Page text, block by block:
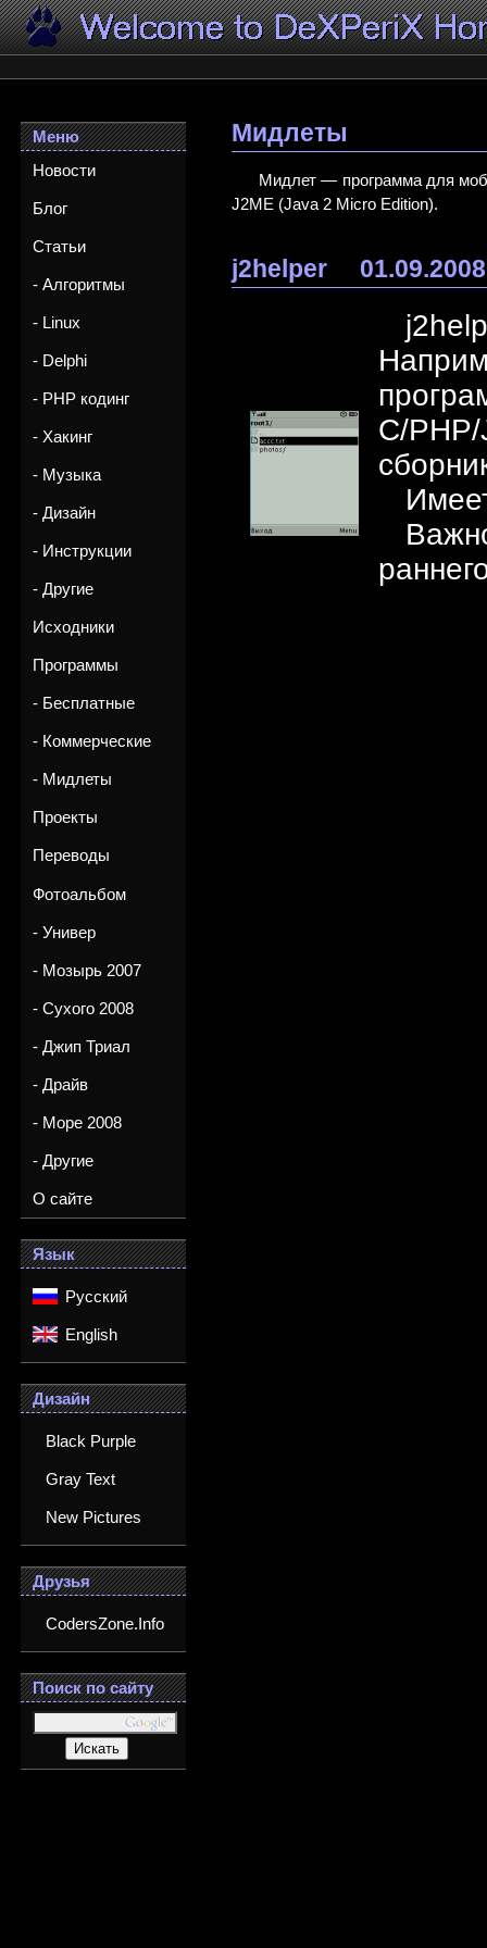
Меню
Новости
Блог
Статьи
- Алгоритмы
- Linux
- Delphi
- PHP кодинг
- Хакинг
- Музыка
- Дизайн
- Инструкции
- Другие
Исходники
Программы
- Бесплатные
- Коммерческие
- Мидлеты
Проекты
Переводы
Фотоальбом
- Универ
- Мозырь 2007
- Сухого 2008
- Джип Триал
- Драйв
- Море 2008
- Другие
О сайте
Язык
Русский
English
Дизайн
Black Purple
Gray Text
New Pictures
Друзья
CodersZone.Info
Поиск по сайту
Мидлеты
Мидлет — программа для
J2ME (Java 2 Micro Edition).
j2helper 01.09.2008
C/